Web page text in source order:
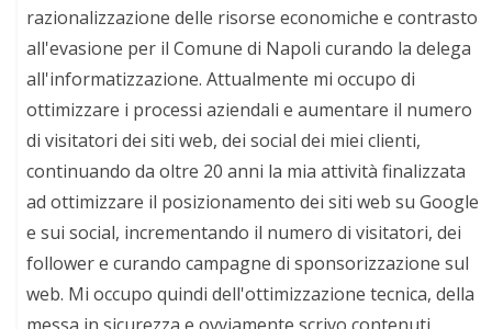
razionalizzazione delle risorse economiche e contrasto
all'evasione per il Comune di Napoli curando la delega
all'informatizzazione. Attualmente mi occupo di
ottimizzare i processi aziendali e aumentare il numero
di visitatori dei siti web, dei social dei miei clienti,
continuando da oltre 20 anni la mia attività finalizzata
ad ottimizzare il posizionamento dei siti web su Google
e sui social, incrementando il numero di visitatori, dei
follower e curando campagne di sponsorizzazione sul
web. Mi occupo quindi dell'ottimizzazione tecnica, della